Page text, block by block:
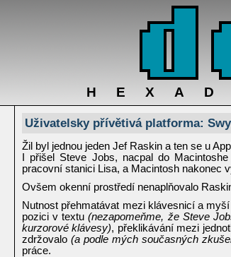
Uživatelsky přívětivá platforma:
Žil byl jednou jeden Jef Raskin a ten se u
I přišel Steve Jobs, nacpal do
pracovní stanici Lisa, a Macintosh nakonec
Ovšem okenní prostředí nenaplňovalo
Nutnost přehmatávat mezi klávesnicí a
pozici v textu(nezapomeňme, že Steve
kurzorové klávesy), překlikávání mezi
zdržovalo (a podle mých současných
práce.